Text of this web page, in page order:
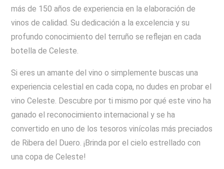
más de 150 años de experiencia en la elaboración de
vinos de calidad. Su dedicación a la excelencia y su
profundo conocimiento del terruño se reflejan en cada
botella de Celeste.
Si eres un amante del vino o simplemente buscas una
experiencia celestial en cada copa, no dudes en probar el
vino Celeste. Descubre por ti mismo por qué este vino ha
ganado el reconocimiento internacional y se ha
convertido en uno de los tesoros vinícolas más preciados
de Ribera del Duero. ¡Brinda por el cielo estrellado con
una copa de Celeste!